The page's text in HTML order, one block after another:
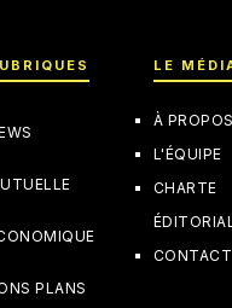
PLANS
LE
À
L'ÉQUIPE
CHARTE
CONTACT